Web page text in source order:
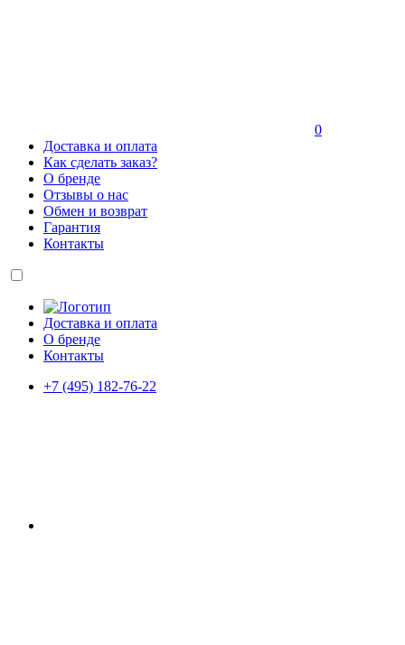
0
Доставка и оплата
Как сделать заказ?
О бренде
Отзывы о нас
Обмен и возврат
Гарантия
Контакты
Доставка и оплата
О бренде
Контакты
+7 (495) 182-76-22